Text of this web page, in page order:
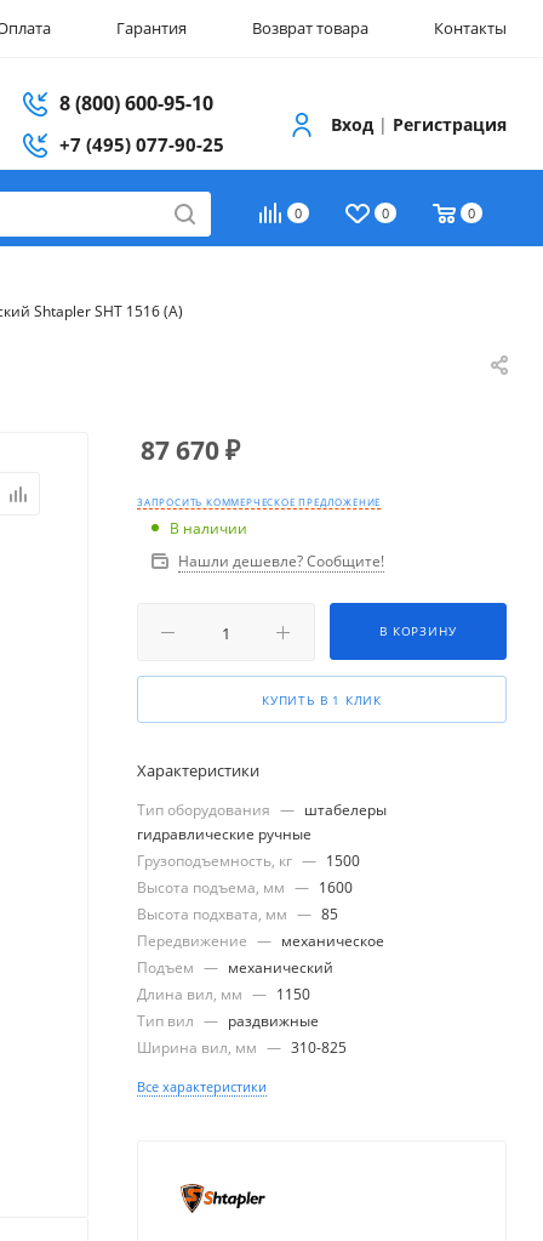
Гарантия Возврат товара Контакты
8 (800) 600-95-10
+7 (495) 077-90-25
Вход | Регистрация
0 0 0
Shtapler SHT 1516 (A)
87 670₽
ЗАПРОСИТЬ КОММЕРЧЕСКОЕ ПРЕДЛОЖЕНИЕ
В наличии
Нашли дешевле? Сообщите!
В КОРЗИНУ
КУПИТЬ В 1 КЛИК
Характеристики
Тип оборудования — штабелеры
гидравлические ручные
Грузоподъемность, кг — 1500
Высота подъема, мм — 1600
Высота подхвата, мм — 85
Передвижение — механическое
Подъем — механический
Длина вил, мм — 1150
Тип вил — раздвижные
Ширина вил, мм — 310-825
Все характеристики